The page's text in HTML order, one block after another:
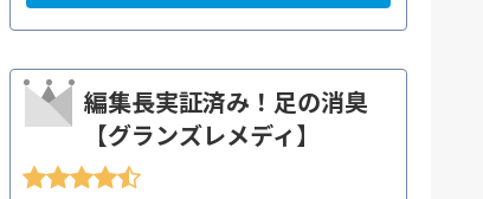
編集長実証済み！足の消臭
【グランズレメディ】